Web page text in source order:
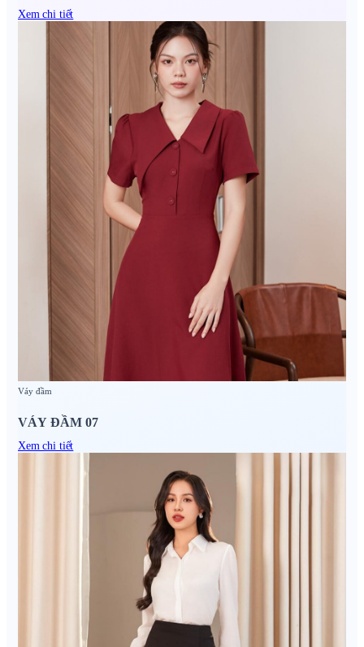
Xem chi tiết
Váy đầm
VÁY ĐẦM 07
Xem chi tiết